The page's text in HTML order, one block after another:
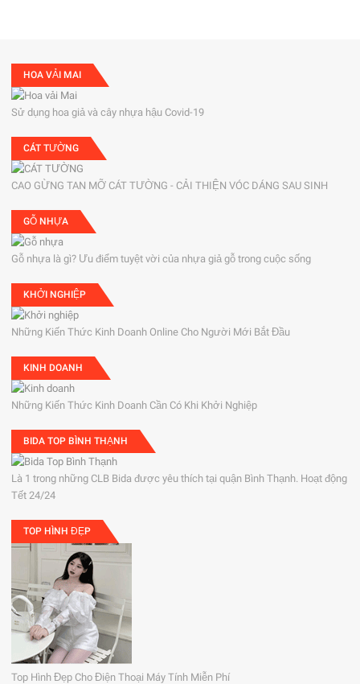
HOA VẢI MAI
Sử dụng hoa giả và cây nhựa hậu Covid-19
CÁT TƯỜNG
CAO GỪNG TAN MỠ CÁT TƯỜNG - CẢI THIỆN VÓC DÁNG SAU SINH
GỖ NHỰA
Gỗ nhựa là gì? Ưu điểm tuyệt vời của nhựa giả gỗ trong cuộc sống
KHỞI NGHIỆP
Những Kiến Thức Kinh Doanh Online Cho Người Mới Bắt Đầu
KINH DOANH
Những Kiến Thức Kinh Doanh Cần Có Khi Khởi Nghiệp
BIDA TOP BÌNH THẠNH
Là 1 trong những CLB Bida được yêu thích tại quận Bình Thạnh. Hoạt động
Tết 24/24
TOP HÌNH ĐẸP
Top Hình Đẹp Cho Điện Thoại Máy Tính Miễn Phí